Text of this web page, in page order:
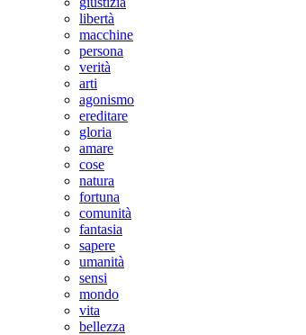
libertà
macchine
persona
verità
arti
agonismo
ereditare
gloria
amare
cose
natura
fortuna
comunità
fantasia
sapere
umanità
sensi
mondo
vita
bellezza